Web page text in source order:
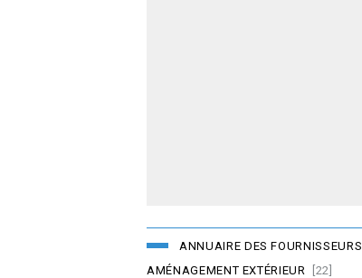
ANNUAIRE DES FOURNISSEURS
AMÉNAGEMENT EXTÉRIEUR
[22]